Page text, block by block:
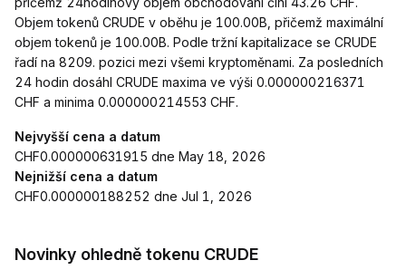
Objem tokenů CRUDE v oběhu je 100.00B, přičemž maximální
objem tokenů je 100.00B. Podle tržní kapitalizace se CRUDE
řadí na 8209. pozici mezi všemi kryptoměnami. Za posledních
24 hodin dosáhl CRUDE maxima ve výši 0.000000216371
CHF a minima 0.000000214553 CHF.
Nejvyšší cena a datum
CHF0.000000631915 dne May 18, 2026
Nejnižší cena a datum
CHF0.000000188252 dne Jul 1, 2026
Novinky ohledně tokenu CRUDE